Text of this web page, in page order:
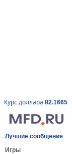
Курс доллара 82.1665
Лучшие сообщения
Игры